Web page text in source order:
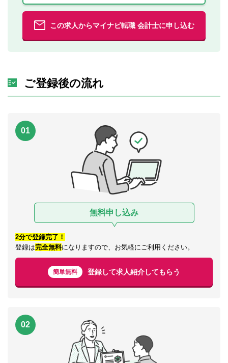
この求人からマイナビ転職 会計士に申し込む
ご登録後の流れ
01
無料申し込み
2分で登録完了！
登録は完全無料になりますので、お気軽にご利用ください。
簡単無料 登録して求人紹介してもらう
02